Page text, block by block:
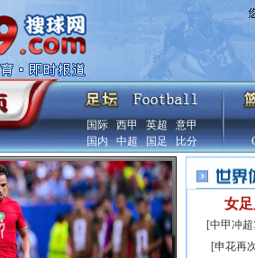
国际 西甲 英超
意甲
国内
中超 国足 比分
女
[中甲冲
[申花再